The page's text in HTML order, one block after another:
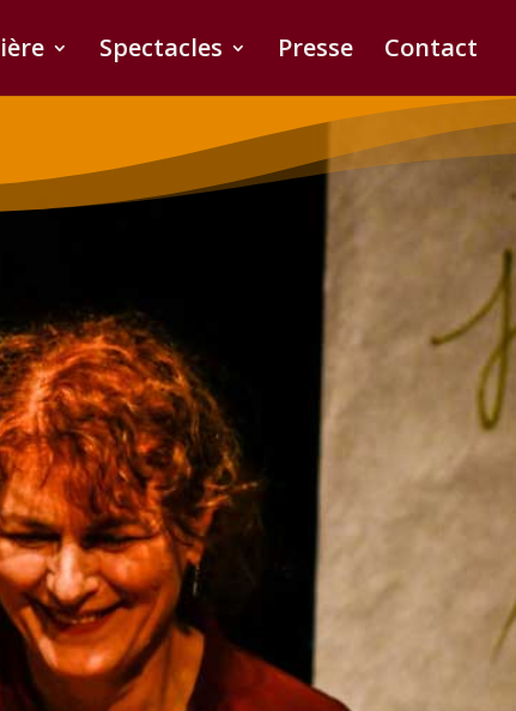
Spectacles Presse Contact